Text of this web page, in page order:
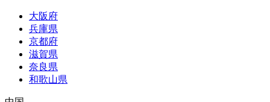
大阪府
兵庫県
京都府
滋賀県
奈良県
和歌山県